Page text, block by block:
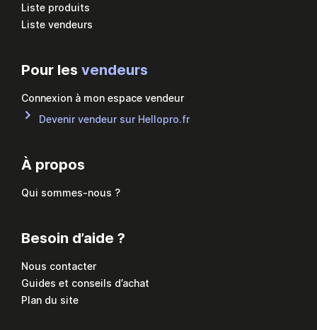
Liste produits
Liste vendeurs
Pour les vendeurs
Connexion à mon espace vendeur
Devenir vendeur sur Hellopro.fr
À propos
Qui sommes-nous ?
Besoin d’aide ?
Nous contacter
Guides et conseils d’achat
Plan du site